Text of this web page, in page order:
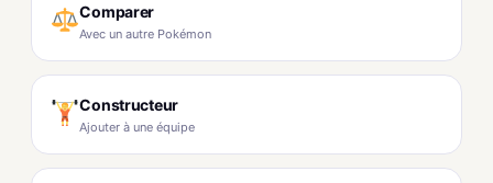
Comparer
Avec un autre Pokémon
Constructeur
Ajouter à une équipe